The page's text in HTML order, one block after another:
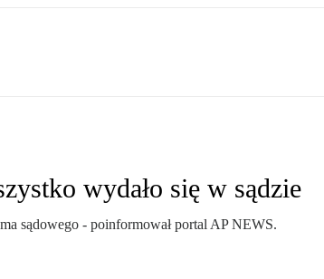
wydało się w sądzie
sądowego - poinformował portal AP NEWS.